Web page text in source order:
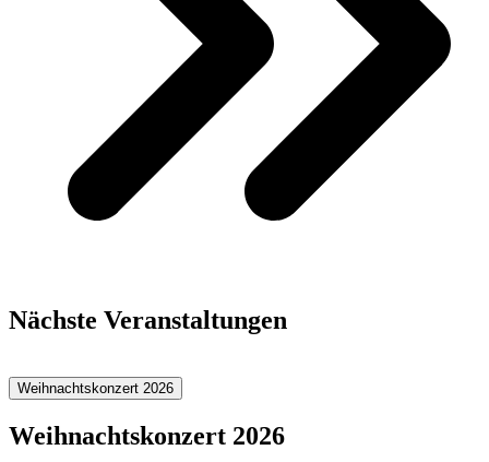
Nächste Veranstaltungen
Weihnachtskonzert 2026
Weihnachtskonzert 2026